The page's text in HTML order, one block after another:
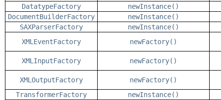
DatatypeFactory
newInstance()
DocumentBuilderFactory
newInstance()
SAXParserFactory
newInstance()
XMLEventFactory
newFactory()
XMLInputFactory newFactory()
XMLOutputFactory
newFactory()
TransformerFactory
newInstance()